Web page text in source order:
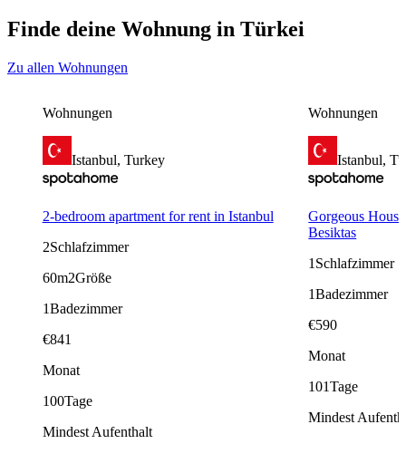
Finde deine Wohnung in Türkei
Zu allen Wohnungen
Wohnungen
Istanbul, Turkey
2-bedroom apartment for rent in Istanbul
2Schlafzimmer
60m2Größe
1Badezimmer
€841
Monat
100Tage
Mindest Aufenthalt
Wohnungen
Istanbul,
Gorgeous
Besiktas
1 Schlafzimmer
1Badezimmer
€590
Monat
101Tage
Mindest